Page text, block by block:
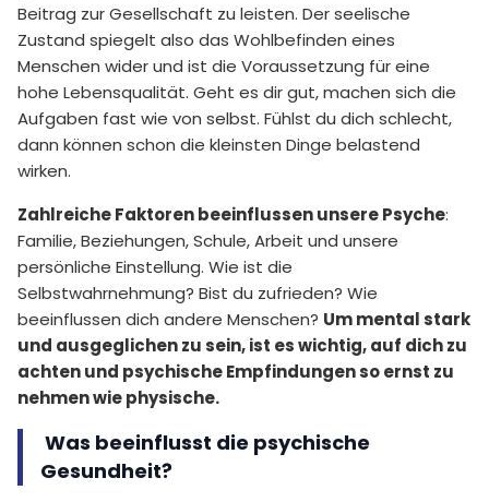
Beitrag zur Gesellschaft zu leisten. Der seelische
Zustand spiegelt also das Wohlbefinden eines
Menschen wider und ist die Voraussetzung für eine
hohe Lebensqualität. Geht es dir gut, machen sich die
Aufgaben fast wie von selbst. Fühlst du dich schlecht,
dann können schon die kleinsten Dinge belastend
wirken.
Zahlreiche Faktoren beeinflussen unsere Psyche:
Familie, Beziehungen, Schule, Arbeit und unsere
persönliche Einstellung. Wie ist die
Selbstwahrnehmung? Bist du zufrieden? Wie
beeinflussen dich andere Menschen? Um mental stark
und ausgeglichen zu sein, ist es wichtig, auf dich zu
achten und psychische Empfindungen so ernst zu
nehmen wie physische.
Was beeinflusst die psychische
Gesundheit?